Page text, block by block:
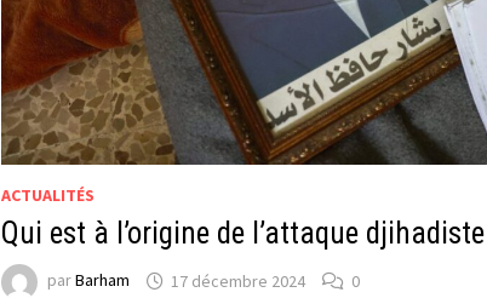
ACTUALITÉS
Qui est à l’origine de l’attaque
parBarham 17 décembre 2024 0